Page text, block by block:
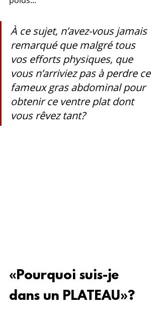
À ce sujet, n’avez-vous jamais
remarqué que malgré tous
vos efforts physiques, que
vous n’arriviez pas à perdre ce
fameux gras abdominal pour
obtenir ce ventre plat dont
vous rêvez tant?
«Pourquoi suis-je
dans un PLATEAU»?